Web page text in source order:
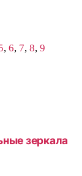
,6, 7,8,9
зеркала